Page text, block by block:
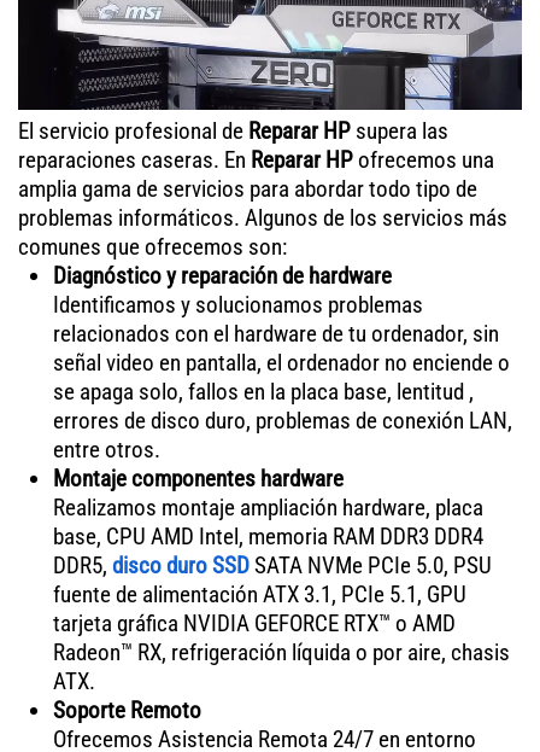
El servicio profesional de Reparar HP supera las
reparaciones caseras. En Reparar HPofrecemos una
amplia gama de servicios para abordar todo tipo de
problemas informáticos. Algunos de los servicios más
comunes que ofrecemos son:
Diagnóstico y reparación de hardware
Identificamos y solucionamos problemas
relacionados con el hardware de tu ordenador, sin
señal video en pantalla, el ordenador no enciende o
se apaga solo, fallos en la placa base, lentitud ,
errores de disco duro, problemas de conexión LAN,
entre otros.
Montaje componentes hardware
Realizamos montaje ampliación hardware, placa
base, CPU AMD Intel, memoria RAM DDR3 DDR4
DDR5, disco duro SSDSATA NVMe PCIe 5.0, PSU
fuente de alimentación ATX 3.1, PCIe 5.1, GPU
tarjeta gráfica NVIDIA GEFORCE RTX™ o AMD
Radeon™ RX, refrigeración líquida o por aire, chasis
ATX.
Soporte Remoto
Ofrecemos Asistencia Remota 24/7 en entorno